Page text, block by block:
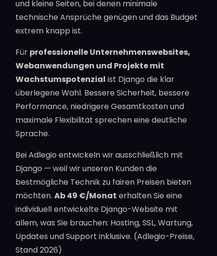
und kleine Seiten, bei denen minimale
technische Ansprüche genügen und das Budget
extrem knapp ist.
Für professionelle Unternehmenswebsites,
Webanwendungen und Projekte mit
Wachstumspotenzial ist Django die klar
überlegene Wahl. Bessere Sicherheit, bessere
Performance, niedrigere Gesamtkosten und
maximale Flexibilität sprechen eine deutliche
Sprache.
Bei Adlegio entwickeln wir ausschließlich mit
Django — weil wir unseren Kunden die
bestmögliche Technik zu fairen Preisen bieten
möchten. Ab 49 €/Monat erhalten Sie eine
individuell entwickelte Django-Website mit
allem, was Sie brauchen: Hosting, SSL, Wartung,
Updates und Support inklusive. (Adlegio-Preise,
Stand 2026)